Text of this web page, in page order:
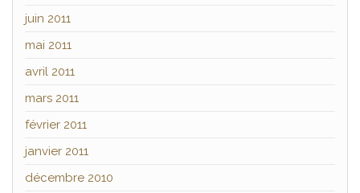
juin 2011
mai 2011
avril 2011
mars 2011
février 2011
janvier 2011
décembre 2010